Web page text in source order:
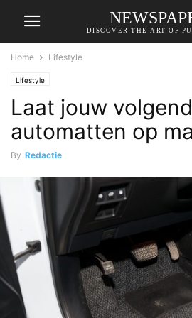
DISCOVER THE ART OF
Home Lifestyle
Lifestyle
Laat jouw
automatten op
By Redactie